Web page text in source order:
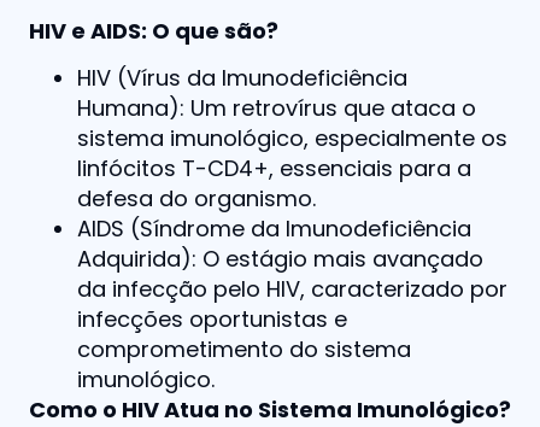
HIV e AIDS: O que são?
HIV (Vírus da Imunodeficiência
Humana): Um retrovírus que ataca o
sistema imunológico, especialmente os
linfócitos T-CD4+, essenciais para a
defesa do organismo.
AIDS (Síndrome da Imunodeficiência
Adquirida): O estágio mais avançado
da infecção pelo HIV, caracterizado por
infecções oportunistas e
comprometimento do sistema
imunológico.
Como o HIV Atua no Sistema Imunológico?